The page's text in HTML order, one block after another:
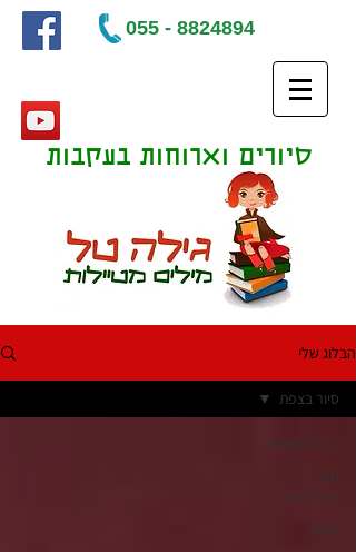
055 - 8824894
סיורים וארוחות בעקבות
הבלוג שלי
כל הפוסטים
סיור
בפלורנטין
חיפה
סיור בצפת